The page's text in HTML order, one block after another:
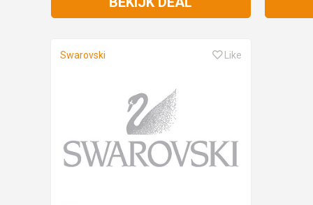
Swarovski Like